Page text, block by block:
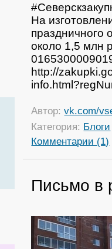
На
праздничного
около 1,5 млн
http://
Автор:vk.com/
Категория: Блоги
Комментарии (1)
Письмо в